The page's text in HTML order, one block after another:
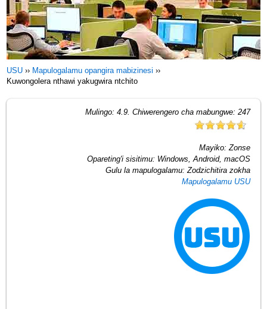
USU ›› Mapulogalamu opangira mabizinesi ››
Kuwongolera nthawi yakugwira ntchito
Mulingo: 4.9. Chiwerengero cha mabungwe: 247
Mayiko: Zonse
Opareting'i sisitimu: Windows, Android, macOS
Gulu la mapulogalamu: Zodzichitira zokha
Mapulogalamu USU